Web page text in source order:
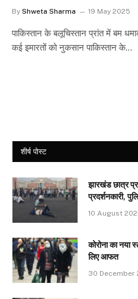
By Shweta Sharma 19 May 2025
पाकिस्तान के बलूचिस्तान प्रांत में बम
कई इमारतों को नुकसान पाकिस्तान के…
शीर्ष पोस्ट
झारखंड छात्र
प्रदर्शनकारी,
10 August
कोरोना का नया
लिए आफत
30 December